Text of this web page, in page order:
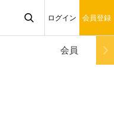
ログイン 会員登録
会員